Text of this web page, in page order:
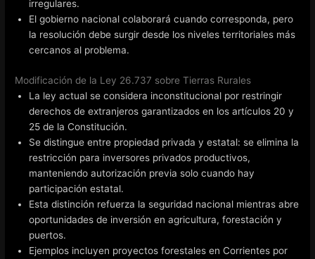
irregulares.
El gobierno nacional colaborará cuando corresponda, pero
la resolución debe surgir desde los niveles territoriales más
cercanos al problema.
Modificación de la Ley 26.737 sobre Tierras Rurales
La ley actual se considera inconstitucional por restringir
derechos de extranjeros garantizados en los artículos 20 y
25 de la Constitución.
Se distingue entre propiedad privada y estatal: se elimina la
restricción para inversores privados productivos,
manteniendo autorización previa solo cuando hay
participación estatal.
Esta distinción refuerza la seguridad nacional mientras abre
oportunidades de inversión en agricultura, forestación y
puertos.
Ejemplos incluyen proyectos forestales en Corrientes por